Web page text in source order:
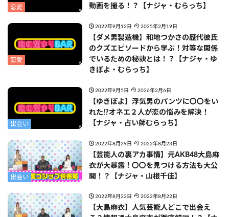
恋愛
動画を撮る！？【ナジャ・むらっち】
恋愛
2022年9月12日 2025年2月19日
【ダメ男製造機】和地つかさの歴代彼氏
のクズエピソードから学ぶ！対等な関係
でいるための秘訣とは！？【ナジャ・ゆ
きぽよ・むらっち】
出会い
2022年9月5日 2026年2月6日
【ゆきぽよ】浮気男のパンツに〇〇をい
れた!?オネエ２人が恋の悩みを解決！
【ナジャ・占い師むらっち】
出会い
2022年8月29日 2022年8月23日
【芸能人の裏アカ事情】元AKB48大島麻
衣が大暴露！〇〇を見つける方法も大公
開！？【ナジャ・山根千佳】
2022年8月22日 2022年8月22日
【大島麻衣】人気芸能人どこで出会え